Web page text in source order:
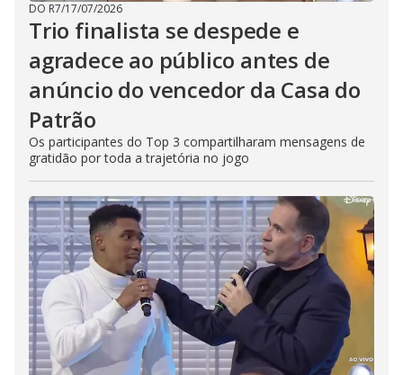
DO R7/17/07/2026
Trio finalista se despede e
agradece ao público antes de
anúncio do vencedor da Casa do
Patrão
Os participantes do Top 3 compartilharam mensagens de
gratidão por toda a trajetória no jogo